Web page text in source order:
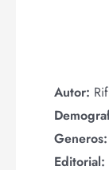
Autor:
Generos:
Editorial: